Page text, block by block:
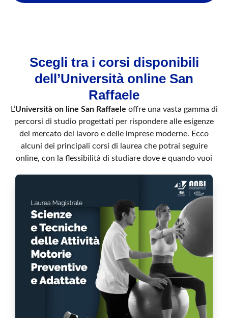
Scegli tra i corsi disponibili
dell’Università online San
Raffaele
L’Università on line San Raffaele offre una vasta gamma di
percorsi di studio progettati per rispondere alle esigenze
del mercato del lavoro e delle imprese moderne. Ecco
alcuni dei principali corsi di laurea che potrai seguire
online, con la flessibilità di studiare dove e quando vuoi